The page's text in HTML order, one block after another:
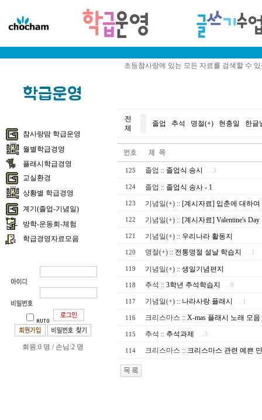
초등참사랑에 있는 모든 자료를 검색할 수
참사랑땀 학급운영
월별학급경영
플래시학급경영
교실환경
상황별 학급경영
계기(졸업-기념일)
방학-운동회-체험
학급경영자료모음
회원:0 명 / 손님:2 명
전
체
졸업 추석 명절(+) 현충일 한글
125 졸업 :: 졸업식 송시 …3
124 졸업 :: 졸업식 송사 - 1
123 기념일(+) :: [계시자료] 입춘에 대하여
122 기념일(+) :: [계시자료] Valentine's Day
121 기념일(+) :: 우리나라 활동지
120 명절(+) :: 전통명절 설날 학습지 …1
119 기념일(+) :: 생일기념편지
118 추석 :: 3학년 추석학습지 …8
117 기념일(+) :: 나라사랑 플래시 …1
116 크리스마스 :: X-mas 플래시 노래 모음
115 추석 :: 추석과제 …3
114 크리스마스 :: 크리스마스 관련 예쁜